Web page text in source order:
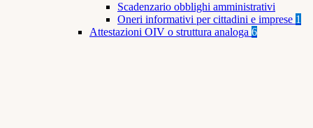
Scadenzario obblighi amministrativi
Oneri informativi per cittadini e imprese 1
Attestazioni OIV o struttura analoga 6